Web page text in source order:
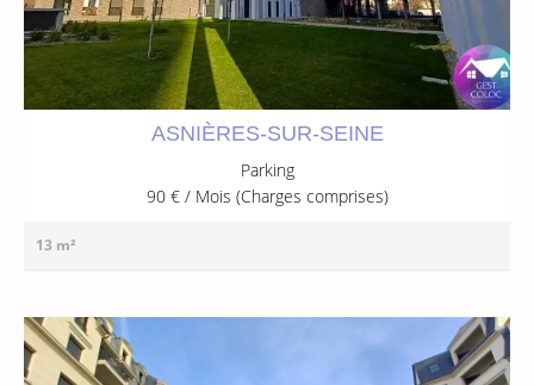
ASNIÈRES-SUR-SEINE
Parking
90 € / Mois (Charges comprises)
13 m²